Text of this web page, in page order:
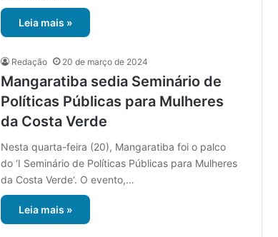
Leia mais »
Redação 20 de março de 2024
Mangaratiba sedia Seminário de
Políticas Públicas para Mulheres
da Costa Verde
Nesta quarta-feira (20), Mangaratiba foi o palco
do ‘I Seminário de Políticas Públicas para Mulheres
da Costa Verde‘. O evento,…
Leia mais »